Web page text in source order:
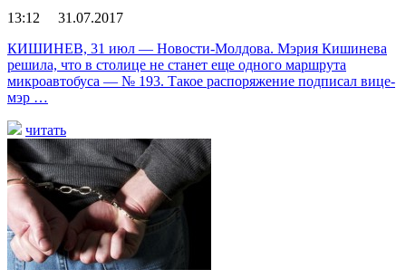
13:12 31.07.2017
КИШИНЕВ, 31 июл — Новости-Молдова. Мэрия Кишинева
решила, что в столице не станет еще одного маршрута
микроавтобуса — № 193. Такое распоряжение подписал вице-
мэр …
читать